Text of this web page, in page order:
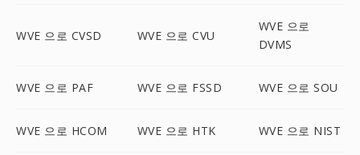
WVE 으로 CVSD WVE 으로 CVU
WVE 으로
DVMS
WVE 으로 PAF WVE 으로 FSSD WVE 으로 SOU
WVE 으로 HCOM WVE 으로 HTK WVE 으로 NIST